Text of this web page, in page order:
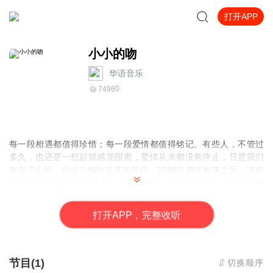
打开APP
小小的吻
华语音乐
74960
每一段相遇都值得珍惜；每一段爱情都值得铭记。有些人，不管过
多久，也还是一想起就感觉甜蜜，爱情从来都没有停止，只是我们
甫给我们带来温暖小情歌《小小的吻》，简单的旋律，温暖的嗓
打开APP，完整收听
节目(1) 切换顺序